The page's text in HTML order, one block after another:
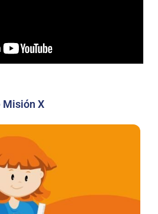
Misión X